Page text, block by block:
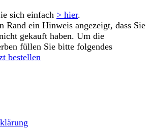
sich einfach > hier.
Rand ein Hinweis angezeigt, dass Sie
gekauft haben. Um die
füllen Sie bitte folgendes
bestellen